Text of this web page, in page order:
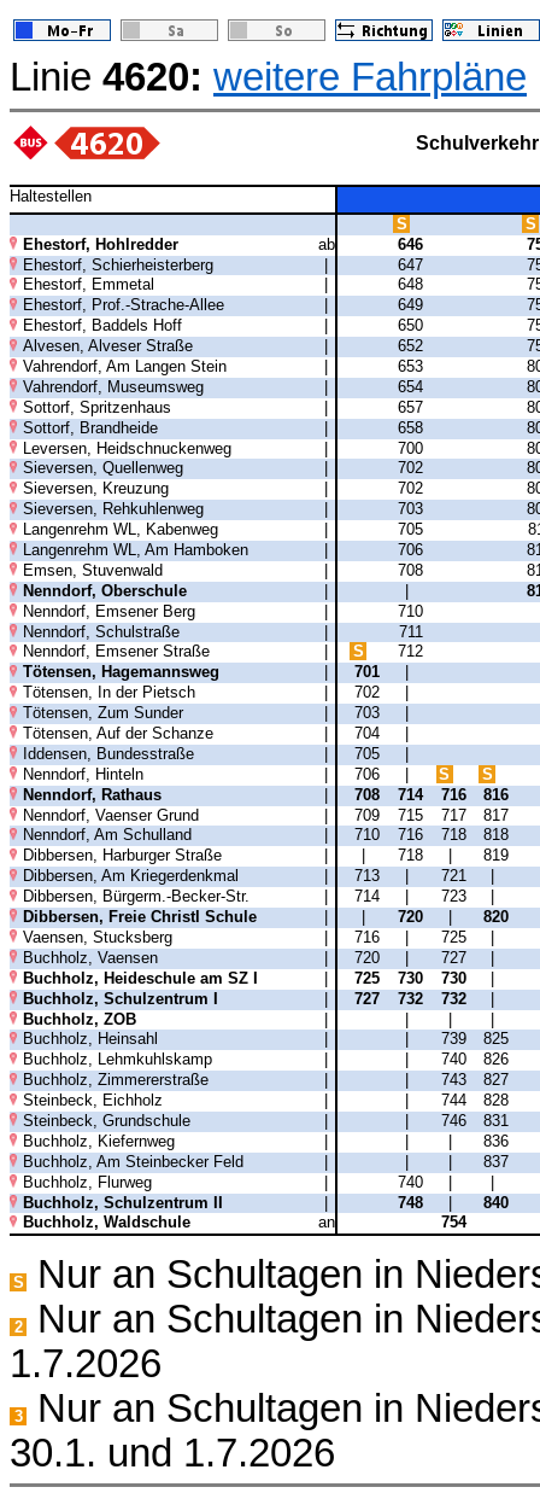
Linie 4620: weitere Fahrpläne
Haltestellen
S
S
Ehestorf, Hohlredder
ab 646
Ehestorf, Schierheisterberg
| 647
Ehestorf, Emmetal
648
Ehestorf, Prof.-Strache-Allee
649
Ehestorf, Baddels Hoff
650
Alvesen, Alveser Straße
652
Vahrendorf, Am Langen Stein
653
Vahrendorf, Museumsweg
654
Sottorf, Spritzenhaus
657
Sottorf, Brandheide
| 658
Leversen, Heidschnuckenweg
| 700
Sieversen, Quellenweg
702
Sieversen, Kreuzung
702
Sieversen, Rehkuhlenweg
703
Langenrehm WL, Kabenweg
705
Langenrehm WL, Am Hamboken
706
Emsen, Stuvenwald
708
Nenndorf, Oberschule
Nenndorf, Emsener Berg
|
710
Nenndorf, Schulstraße
|
711
Nenndorf, Emsener Straße
S
712
Tötensen, Hagemannsweg
701
Tötensen, In der Pietsch
702
Tötensen, Zum Sunder
703
Tötensen, Auf der Schanze
704
Iddensen, Bundesstraße
705
Nenndorf, Hinteln
706 S
S
Nenndorf, Rathaus
| 708 714 716
816
Nenndorf, Vaenser Grund
| 709 715 717
817
Nenndorf, Am Schulland
710 716 718
818
Dibbersen, Harburger Straße
718
819
Dibbersen, Am Kriegerdenkmal
713 721
Dibbersen, Bürgerm.-Becker-Str.
714 723
Dibbersen, Freie Christl Schule
720
820
Vaensen, Stucksberg
716 725
Buchholz, Vaensen
720 727
Buchholz, Heideschule am SZ I
| 725 730 730
|
Buchholz, Schulzentrum I
| 727 732 732
|
Buchholz, ZOB
| | |
|
Buchholz, Heinsahl
739
825
Buchholz, Lehmkuhlskamp
740
826
Buchholz, Zimmererstraße
743
827
Steinbeck, Eichholz
744
828
Steinbeck, Grundschule
746
831
Buchholz, Kiefernweg
836
Buchholz, Am Steinbecker Feld
| | |
837
Buchholz, Flurweg
| 740 |
|
Buchholz, Schulzentrum II
| 748 |
840
Buchholz, Waldschule
an 754
S Nur an Schultagen in
2
Nur an Schultagen in
1.7.2026
3
Nur an Schultagen in
30.1. und 1.7.2026